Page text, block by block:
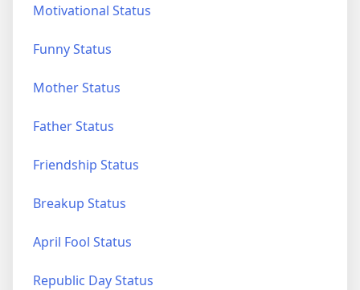
Motivational Status
Funny Status
Mother Status
Father Status
Friendship Status
Breakup Status
April Fool Status
Republic Day Status